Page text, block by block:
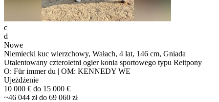
c
d
Nowe
Niemiecki kuc wierzchowy, Wałach, 4 lat, 146 cm, Gniada
Utalentowany czteroletni ogier konia sportowego typu Reitpony
O: Für immer du | OM: KENNEDY WE
Ujeżdżenie
10 000 € do 15 000 €
~46 044 zł do 69 060 zł